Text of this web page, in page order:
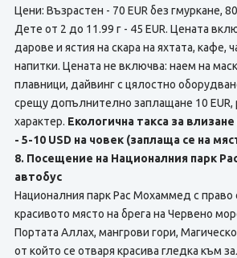
Цени: Възрастен - 70 EUR без гмуркане,
Дете от 2 до 11.99 г - 45 EUR. Цената
дарове и ястия на скара на яхтата, кафе,
напитки. Цената не включва: наем на
плавници, дайвинг с цялостно
срещу допълнително заплащане 10 EUR,
характер. Екологична такса за
- 5-10 USD на човек (заплаща се на
8. Посещение на Националния парк
автобус
Националния парк Рас Мохаммед с право
красивото място на брега на Червено
Портата Аллах, мангрови гори,
от който се отваря красива гледка към